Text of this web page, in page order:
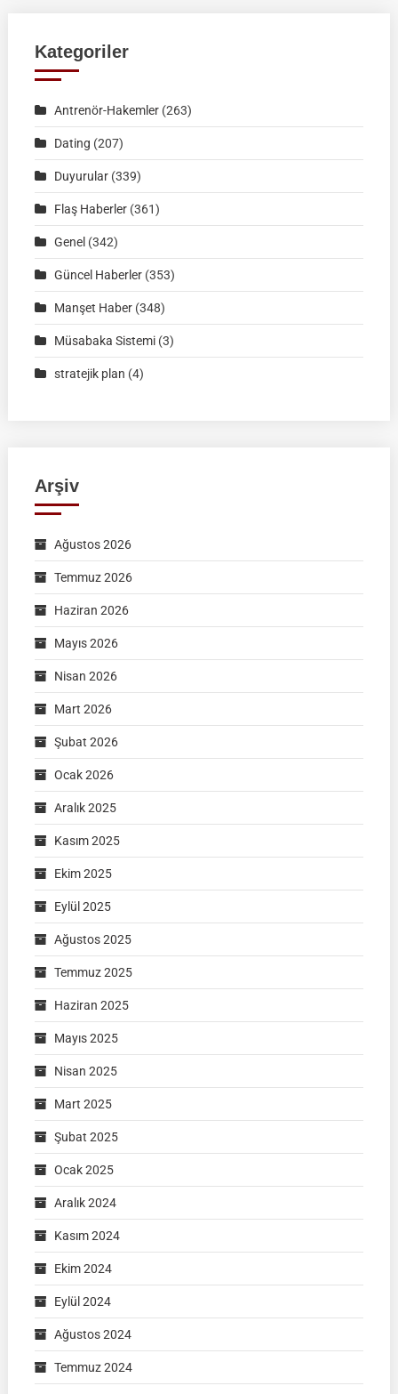
02
2026
Müsabaka
Ön
Formu
Kategoriler
Antrenör-Hakemler(263)
Dating (207)
Duyurular(339)
Flaş Haberler(361)
Genel (342)
Güncel Haberler(353)
Manşet Haber(348)
Müsabaka Sistemi(3)
stratejik plan (4)
Arşiv
Ağustos 2026
Temmuz 2026
Haziran 2026
Mayıs 2026
Nisan 2026
Mart 2026
Şubat 2026
Ocak 2026
Aralık 2025
Kasım 2025
Ekim 2025
Eylül 2025
Ağustos 2025
Temmuz 2025
Haziran 2025
Mayıs 2025
Nisan 2025
Mart 2025
Şubat 2025
Ocak 2025
Aralık 2024
Kasım 2024
Ekim 2024
Eylül 2024
Ağustos 2024
Temmuz 2024